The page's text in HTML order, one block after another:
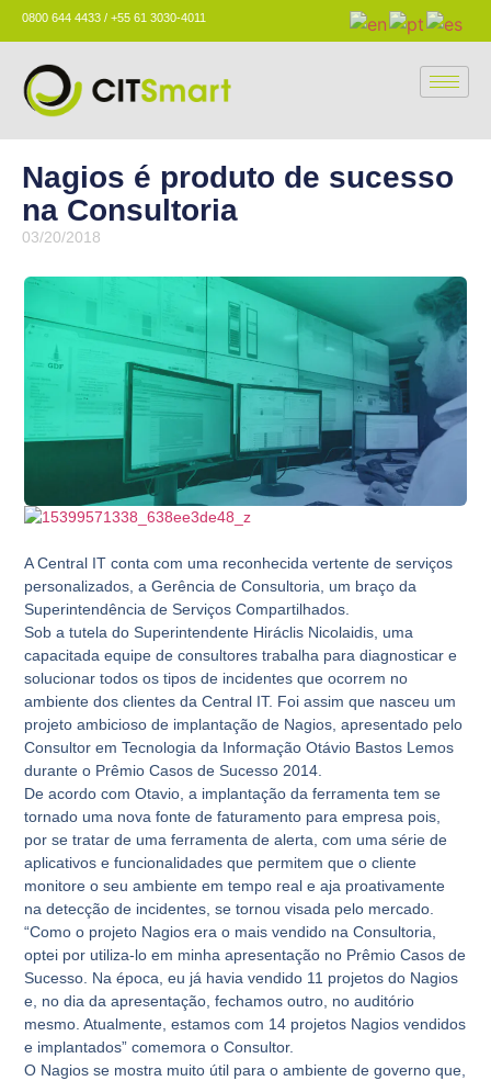
0800 644 4433 / +55 61 3030-4011
Nagios é produto de sucesso
na Consultoria
03/20/2018
A Central IT conta com uma reconhecida vertente de serviços
personalizados, a Gerência de Consultoria, um braço da
Superintendência de Serviços Compartilhados.
Sob a tutela do Superintendente Hiráclis Nicolaidis, uma
capacitada equipe de consultores trabalha para diagnosticar e
solucionar todos os tipos de incidentes que ocorrem no
ambiente dos clientes da Central IT. Foi assim que nasceu um
projeto ambicioso de implantação de Nagios, apresentado pelo
Consultor em Tecnologia da Informação Otávio Bastos Lemos
durante o Prêmio Casos de Sucesso 2014.
De acordo com Otavio, a implantação da ferramenta tem se
tornado uma nova fonte de faturamento para empresa pois,
por se tratar de uma ferramenta de alerta, com uma série de
aplicativos e funcionalidades que permitem que o cliente
monitore o seu ambiente em tempo real e aja proativamente
na detecção de incidentes, se tornou visada pelo mercado.
“Como o projeto Nagios era o mais vendido na Consultoria,
optei por utiliza-lo em minha apresentação no Prêmio Casos de
Sucesso. Na época, eu já havia vendido 11 projetos do Nagios
e, no dia da apresentação, fechamos outro, no auditório
mesmo. Atualmente, estamos com 14 projetos Nagios vendidos
e implantados” comemora o Consultor.
O Nagios se mostra muito útil para o ambiente de governo que,